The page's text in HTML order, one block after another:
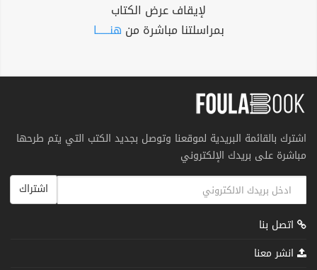
لإيقاف عرض الكتاب
بمراسلتنا مباشرة من هنــــــا
اشترك بالقائمة البريدية لموقعنا وتوصل بجديد الكتب التي يتم طرحها
مباشرة على بريدك الإلكتروني
اشتراك
اتصل بنا
انشر معنا